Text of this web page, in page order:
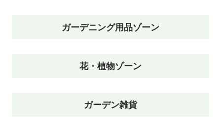
ガーデニング用品ゾーン
花・植物ゾーン
ガーデン雑貨